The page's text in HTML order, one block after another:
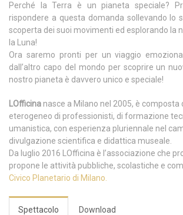
Perché la Terra è un pianeta speciale?
rispondere a questa domanda sollevando lo
scoperta dei suoi movimenti ed esplorando la
la Luna!
Ora saremo pronti per un viaggio
dall’altro capo del mondo per scoprire un
nostro pianeta è davvero unico e speciale!
LOfficina nasce a Milano nel 2005, è composta
eterogeneo di professionisti, di formazione
umanistica, con esperienza pluriennale nel
divulgazione scientifica e didattica museale.
Da luglio 2016 LOfficina è l’associazione che
propone le attività pubbliche, scolastiche e
Civico Planetario di Milano.
Spettacolo Download